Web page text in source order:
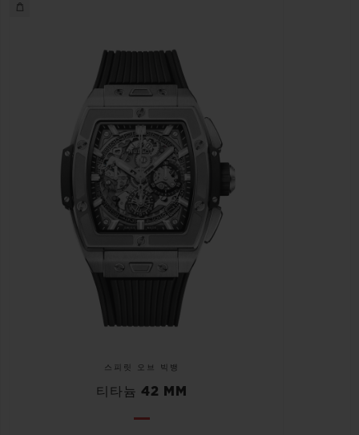
스피릿 오브 빅뱅
티타늄 42 MM